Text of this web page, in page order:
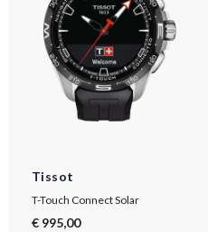
Tissot
T-Touch Connect Solar
€ 995,00